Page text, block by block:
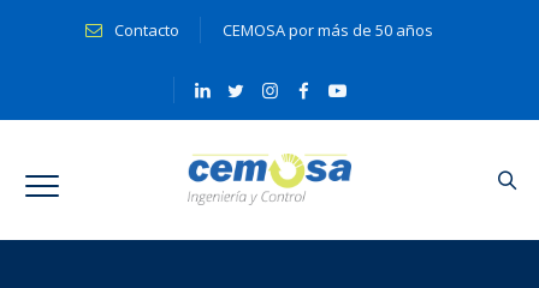
Contacto CEMOSA por más de 50 años